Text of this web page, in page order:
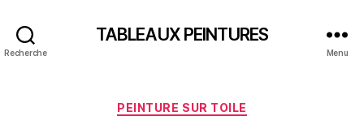
Recherche
TABLEAUX PEINTURES
Menu
Catégories
PEINTURE SUR TOILE